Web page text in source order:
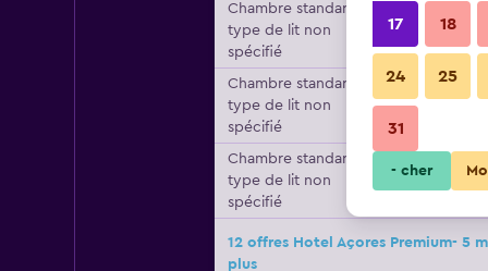
Chambre standard,
type de lit non
spécifié
Chambre standard,
type de lit non
spécifié
Chambre standard,
type de lit non
spécifié
12 offres Hotel Açores Premium- 5
plus
17 18
24 25
31
- cher